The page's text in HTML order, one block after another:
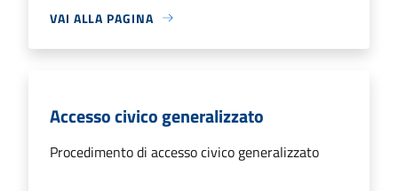
VAI ALLA PAGINA
Accesso civico generalizzato
Procedimento di accesso civico generalizzato